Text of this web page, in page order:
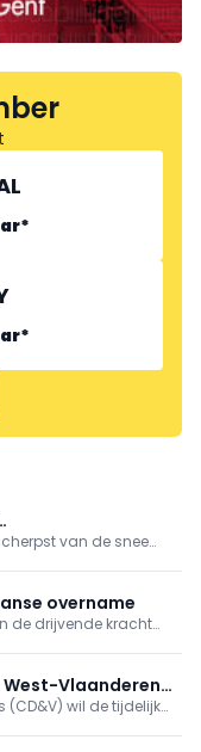
*
*
van de snee
overname
de drijvende kracht
het Amerikaanse
Vlaanderen
wil de tijdelijke